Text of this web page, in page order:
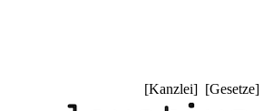
[Kanzlei] [Gesetze]